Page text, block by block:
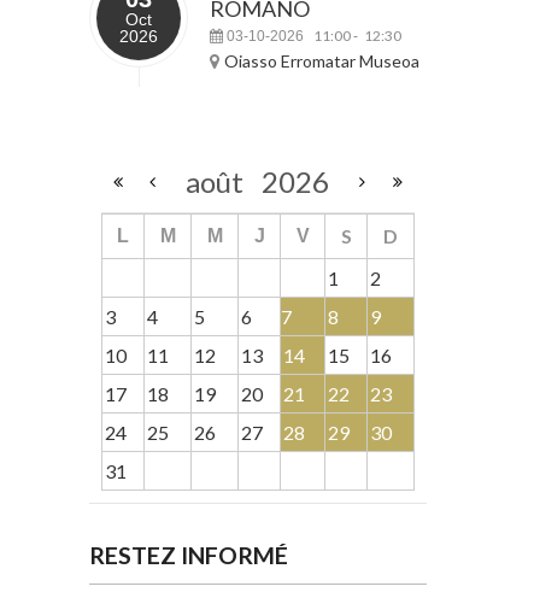
Oct
2026
ROMANO
03-10-2026 11:00- 12:30
Oiasso Erromatar Museoa
août 2026
L M M J V S
D
1
2
3
4 5 6 7 8
9
10
11 12 13 14 15
16
17
18 19 20 21 22
23
24
25 26 27 28 29
30
31
RESTEZ INFORMÉ